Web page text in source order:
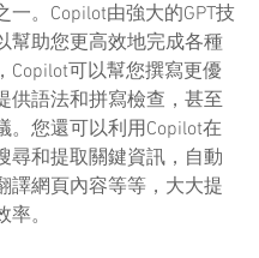
一。Copilot由強大的GPT技
幫助您更高效地完成各種
Copilot可以幫您撰寫更優
供語法和拼寫檢查，甚至
。您還可以利用Copilot在
尋和提取關鍵資訊，自動
譯網頁內容等等，大大提
。